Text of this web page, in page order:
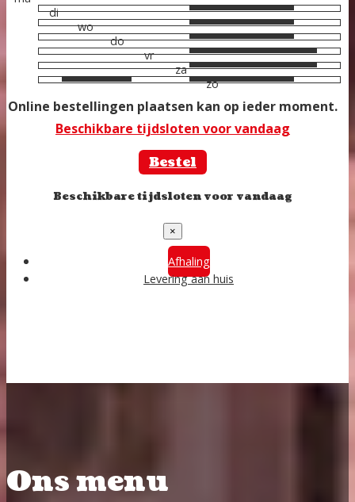
di
wo
do
vr
za
zo
Online bestellingen plaatsen kan op ieder moment.
Beschikbare tijdsloten voor vandaag
Bestel
Beschikbare tijdsloten voor vandaag
×
Afhaling
Levering aan huis
Ons menu